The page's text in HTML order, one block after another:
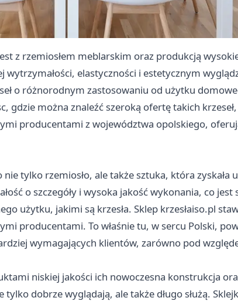
z rzemiosłem meblarskim oraz produkcją
wytrzymałości, elastyczności i estetycznym
o różnorodnym zastosowaniu od użytku
gdzie można znaleźć szeroką ofertę takich
producentami z województwa opolskiego,
tylko rzemiosło, ale także sztuka, która zyskała
o szczegóły i wysoka jakość wykonania, co jest
użytku, jakimi są krzesła. Sklep krzesłaiso.pl
producentami. To właśnie tu, w sercu Polski,
wymagających klientów, zarówno pod
niskiej jakości ich nowoczesna konstrukcja
dobrze wyglądają, ale także długo służą.